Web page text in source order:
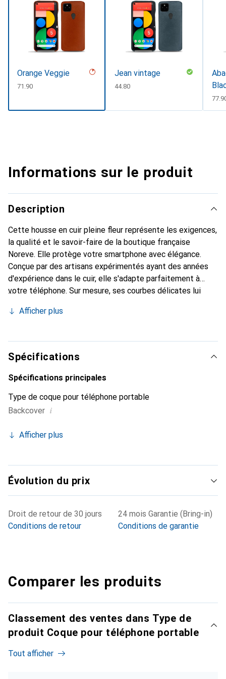
Orange Veggie
CHF
71.90
Jean vintage
CHF
44.80
CHF
Informations sur le produit
Description
Cette housse en cuir pleine fleur représente les exigences,
la qualité et le savoir-faire de la boutique française
Noreve. Elle protège votre smartphone avec élégance.
Conçue par des artisans expérimentés ayant des années
d'expérience dans le cuir, elle s'adapte parfaitement à
votre téléphone. Sur mesure, ses courbes délicates lui
l'accessoire chic et indispensable pour votre smartphone.
qualité, la marque Noreve est un choix fiable pour une
clientèle exigeante.
Afficher plus
Spécifications
Spécifications principales
Type de coque pour téléphone portable
Backcover i
Afficher plus
Évolution du prix
Droit de retour de 30 jours
Conditions de retour
24 mois Garantie (Bring-in)
Conditions de garantie
Comparer les produits
Classement des ventes dans Type de
produit Coque pour téléphone portable
Tout afficher